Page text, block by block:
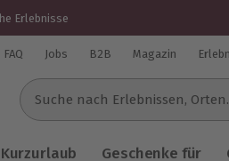
Erlebnisse
für mydays.de
FAQ Jobs B2B Magazin
Suche nach Erlebnissen...
Kurzurlaub Geschenke für